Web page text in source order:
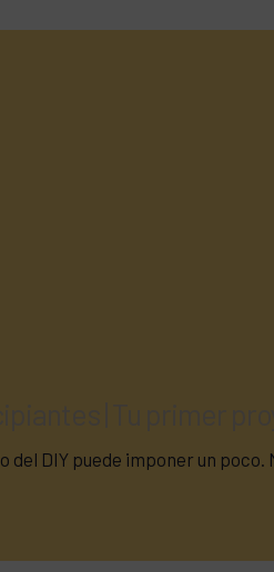
del DIY puede imponer un